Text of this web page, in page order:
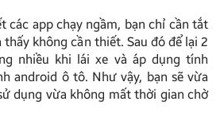
các app chạy ngầm, bạn chỉ cần tắt
không cần thiết. Sau đó để lại 2
nhiều khi lái xe và áp dụng tính
android ô tô. Như vậy, bạn sẽ vừa
dụng vừa không mất thời gian chờ